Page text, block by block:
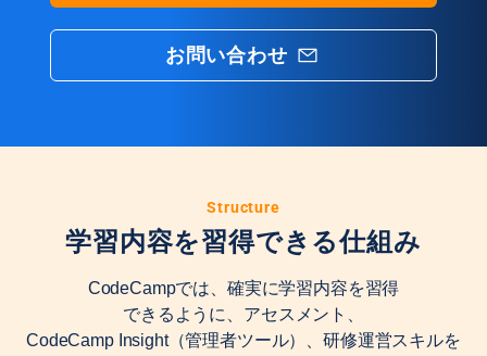
お問い合わせ
Structure
学習内容を習得できる仕組み
CodeCampでは、確実に学習内容を習得
できるように、アセスメント、
CodeCamp Insight（管理者ツール）、研修運営スキルを